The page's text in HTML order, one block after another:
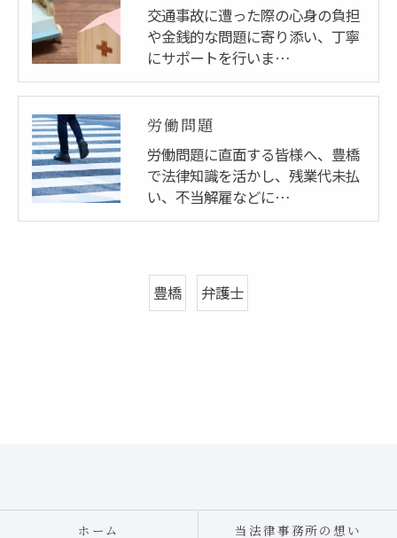
交通事故に遭った際の心身の負担
や金銭的な問題に寄り添い、丁寧
にサポートを行いま…
労働問題
労働問題に直面する皆様へ、豊橋
で法律知識を活かし、残業代未払
い、不当解雇などに…
豊橋 弁護士
ホーム 当法律事務所の想い